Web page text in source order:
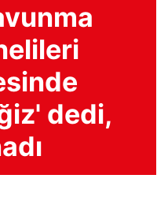
dedi,